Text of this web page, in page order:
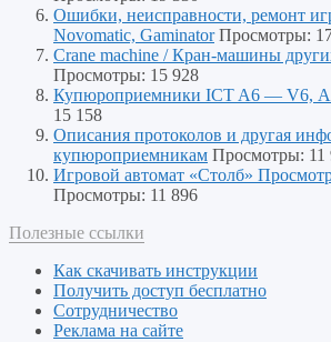
Ошибки, неисправности, ремонт
Novomatic, Gaminator Просмотры:
Crane machine / Кран-машины
Просмотры: 15 928
Купюроприемники ICT A6 — V6,
15 158
Описания протоколов и другая
купюроприемникам Просмотры: 11
Игровой автомат «Столб»
Просмотры: 11 896
Полезные ссылки
Как скачивать инструкции
Получить доступ бесплатно
Сотрудничество
Реклама на сайте